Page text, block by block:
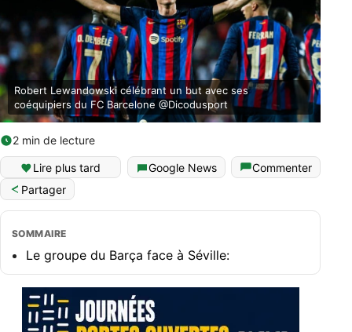
Robert Lewandowski célébrant un but avec ses
coéquipiers du FC Barcelone @Dicodusport
2 min de lecture
Lire plus tard Google News
Commenter
Partager
SOMMAIRE
Le groupe du Barça face à Séville: